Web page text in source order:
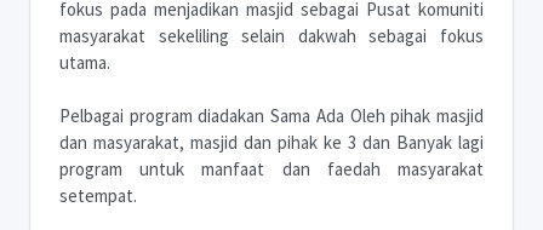
fokus pada menjadikan masjid sebagai Pusat komuniti
masyarakat sekeliling selain dakwah sebagai fokus
utama.
Pelbagai program diadakan Sama Ada Oleh pihak masjid
dan masyarakat, masjid dan pihak ke 3 dan Banyak lagi
program untuk manfaat dan faedah masyarakat
setempat.